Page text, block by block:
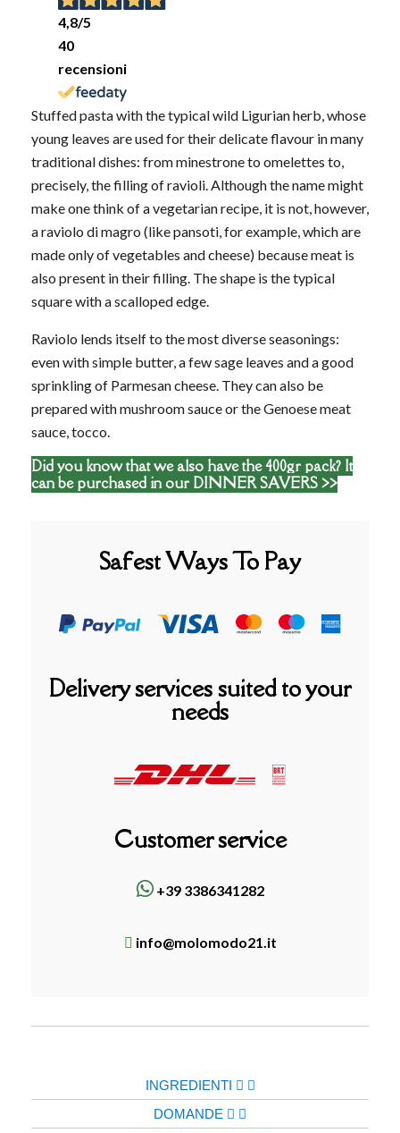
4,8/5
40
recensioni
Stuffed pasta with the typical wild Ligurian herb, whose
young leaves are used for their delicate flavour in many
traditional dishes: from minestrone to omelettes to,
precisely, the filling of ravioli. Although the name might
make one think of a vegetarian recipe, it is not, however,
a raviolo di magro (like pansoti, for example, which are
made only of vegetables and cheese) because meat is
also present in their filling. The shape is the typical
square with a scalloped edge.
Raviolo lends itself to the most diverse seasonings:
even with simple butter, a few sage leaves and a good
sprinkling of Parmesan cheese. They can also be
prepared with mushroom sauce or the Genoese meat
sauce, tocco.
Did you know that we also have the 400gr pack? It
can be purchased in our DINNER SAVERS >>
Safest Ways To Pay
Delivery services suited to your
needs
Customer service
+39 3386341282
info@molomodo21.it
INGREDIENTI
DOMANDE